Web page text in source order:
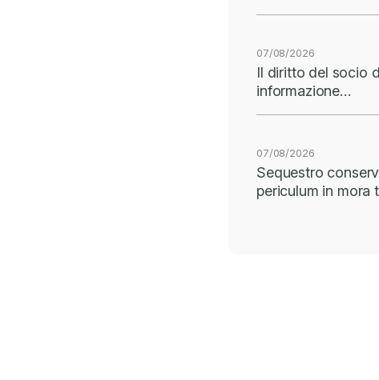
07/08/2026
Il diritto del socio
informazione…
07/08/2026
Sequestro
periculum in mora